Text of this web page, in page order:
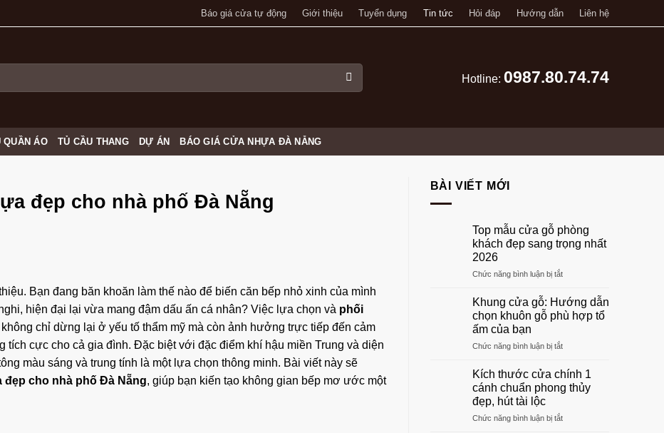
Báo giá cửa tự động Giới thiệu Tuyển dụng Tin tức Hỏi đáp Hướng dẫn Liên hệ
Hotline: 0987.80.74.74
QUẦN ÁO TỦ CẦU THANG DỰ ÁN BÁO GIÁ CỬA NHỰA ĐÀ NẴNG
đẹp cho nhà phố Đà Nẵng
Bạn đang băn khoăn làm thế nào để biến căn bếp nhỏ xinh của mình
hiện đại lại vừa mang đậm dấu ấn cá nhân? Việc lựa chọn và phối
không chỉ dừng lại ở yếu tố thẩm mỹ mà còn ảnh hưởng trực tiếp đến cảm
tích cực cho cả gia đình. Đặc biệt với đặc điểm khí hậu miền Trung và diện
màu sáng và trung tính là một lựa chọn thông minh. Bài viết này sẽ
cho nhà phố Đà Nẵng, giúp bạn kiến tạo không gian bếp mơ ước một
BÀI VIẾT MỚI
Top mẫu cửa gỗ phòng
khách đẹp sang trọng nhất
2026
Chức năng bình luận bị tắtở
mẫu
cửa
gỗ
khách
sang
trọng
nhất
Khung cửa gỗ: Hướng dẫn
chọn khuôn gỗ phù hợp tổ
ấm của bạn
Chức năng bình luận bị tắtở
cửa
Hướng
chọn
Kích thước cửa chính 1
cánh chuẩn phong thủy
đẹp, hút tài lộc
Chức năng bình luận bị tắtở